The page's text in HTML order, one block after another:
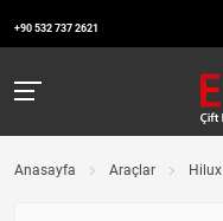
+90 532 737 2621
Anasayfa Araçlar Hilux